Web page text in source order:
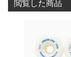
閲覧した商品